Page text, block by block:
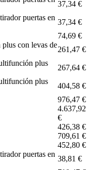
37,34 €
puertas en
37,34 €
74,69 €
con levas de
261,47 €
plus
267,64 €
plus
404,58 €
976,47 €
4.637,92
€
426,38 €
709,61 €
452,80 €
puertas en
38,81 €